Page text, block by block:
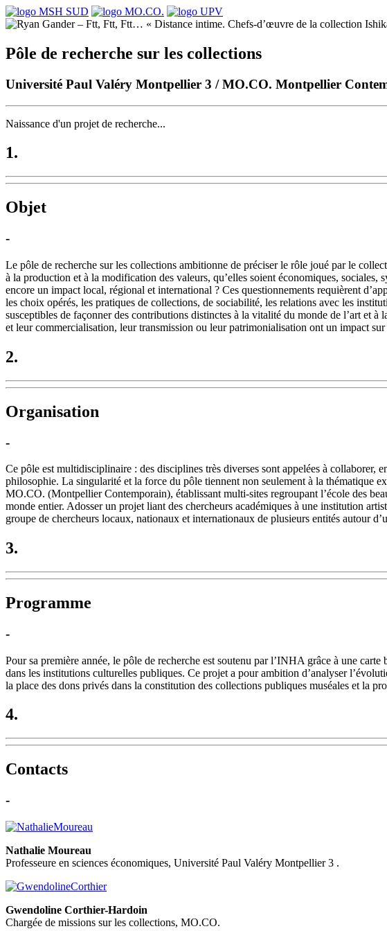
Pôle de recherche sur les collections
Université Paul Valéry Montpellier 3 / MO.CO. Montpellier
Naissance d'un projet de recherche...
1.
Objet
-
Le pôle de recherche sur les collections ambitionne de préciser le rôle joué par le
à la production et à la modification des valeurs, qu’elles soient économiques,
encore un impact local, régional et international ? Ces questionnements requièrent
les choix opérés, les pratiques de collections, de sociabilité, les relations avec les
susceptibles de façonner des contributions distinctes à la vitalité du monde de l’art et
et leur commercialisation, leur transmission ou leur patrimonialisation ont un impact
2.
Organisation
-
Ce pôle est multidisciplinaire : des disciplines très diverses sont appelées à
philosophie. La singularité et la force du pôle tiennent non seulement à la thématique
MO.CO. (Montpellier Contemporain), établissant multi-sites regroupant l’école des
monde entier. Adosser un projet liant des chercheurs académiques à une institution
groupe de chercheurs locaux, nationaux et internationaux de plusieurs entités autour
3.
Programme
-
Pour sa première année, le pôle de recherche est soutenu par l’INHA grâce à une
dans les institutions culturelles publiques. Ce projet a pour ambition d’analyser
la place des dons privés dans la constitution des collections publiques muséales et la
4.
Contacts
-
Nathalie Moureau
Professeure en sciences économiques, Université Paul Valéry Montpellier 3 .
Gwendoline Corthier-Hardoin
Chargée de missions sur les collections, MO.CO.